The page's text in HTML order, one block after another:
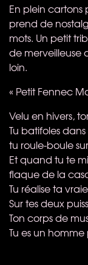
En plein
prend de
mots. Un petit
de merveilleuse
loin.
« Petit Fennec
Velu en hivers,
Tu batifoles
tu roule-boule
Et quand tu te
flaque de la
Tu réalise ta
Sur tes deux
Ton corps de
Tu es un